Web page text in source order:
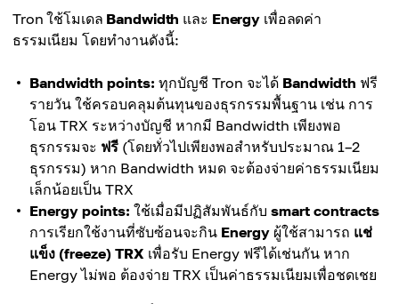
Tron ใช้โมเดล Bandwidth และ Energy เพื่อลดค่า
ธรรมเนียม โดยทำงานดังนี้:
Bandwidth points: ทุกบัญชี Tron จะได้ Bandwidth ฟรี
รายวัน ใช้ครอบคลุมต้นทุนของธุรกรรมพื้นฐาน เช่น การ
โอน TRX ระหว่างบัญชี หากมี Bandwidth เพียงพอ
ธุรกรรมจะ ฟรี (โดยทั่วไปเพียงพอสำหรับประมาณ 1–2
ธุรกรรม) หาก Bandwidth หมด จะต้องจ่ายค่าธรรมเนียม
เล็กน้อยเป็น TRX
Energy points: ใช้เมื่อมีปฏิสัมพันธ์กับ smart contracts
การเรียกใช้งานที่ซับซ้อนจะกิน Energy ผู้ใช้สามารถ แช่
แข็ง (freeze) TRX เพื่อรับ Energy ฟรีได้เช่นกัน หาก
Energy ไม่พอ ต้องจ่าย TRX เป็นค่าธรรมเนียมเพื่อชดเชย